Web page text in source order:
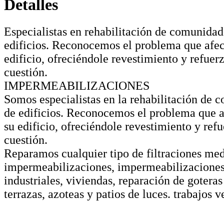
Detalles
Especialistas en rehabilitación de
edificios. Reconocemos el problema que
edificio, ofreciéndole revestimiento y
cuestión.
IMPERMEABILIZACIONES
Somos especialistas en la rehabilitación de
de edificios. Reconocemos el problema que
su edificio, ofreciéndole revestimiento y
cuestión.
Reparamos cualquier tipo de filtraciones
impermeabilizaciones,
industriales, viviendas, reparación de
terrazas, azoteas y patios de luces. trabajos